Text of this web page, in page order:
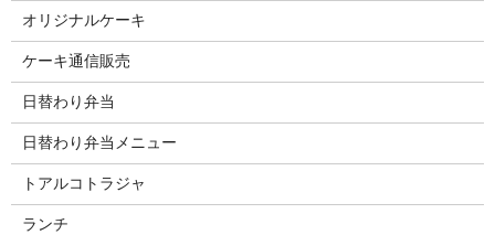
オリジナルケーキ
ケーキ通信販売
日替わり弁当
日替わり弁当メニュー
トアルコトラジャ
ランチ